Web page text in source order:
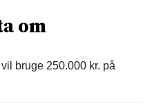
om
bruge 250.000 kr. på